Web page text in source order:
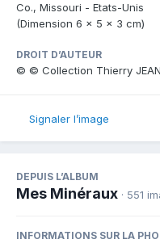
Co., Missouri - Etats-Unis
(Dimension 6 x 5 x 3 cm)
DROIT D’AUTEUR
© © Collection Thierry JEAN
Signaler l’image
DEPUIS L’ALBUM
Mes Minéraux · 551
INFORMATIONS SUR LA